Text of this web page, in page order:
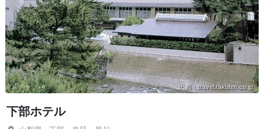
出典：travel.rakuten.co.jp
下部ホテル